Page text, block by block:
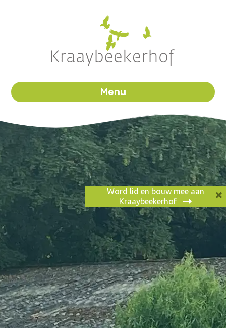
Menu
Word lid en bouw mee aan
Kraaybeekerhof
×